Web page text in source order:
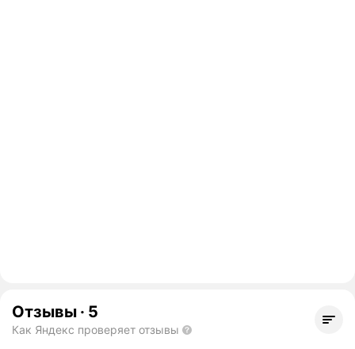
Отзывы · 5
Как Яндекс проверяет отзывы